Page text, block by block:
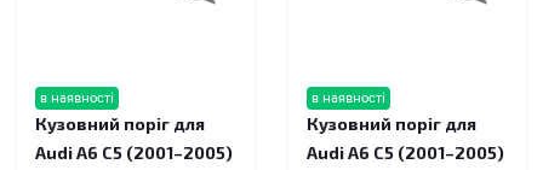
в наявності
Кузовний поріг для
Audi A6 C5 (2001–2005)
в наявності
Кузовний поріг для
Audi A6 C5 (2001–2005)